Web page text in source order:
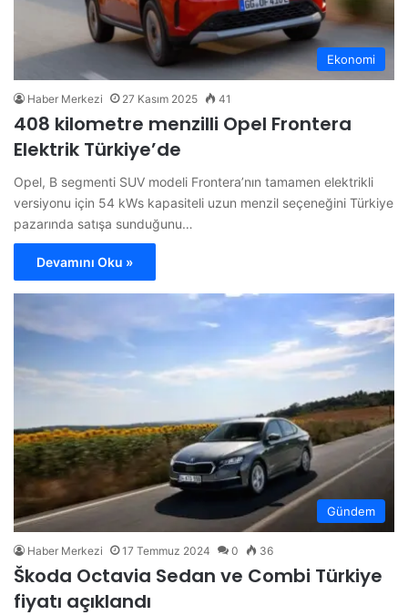
Ekonomi
Haber Merkezi 27 Kasım 2025 41
408 kilometre menzilli Opel Frontera
Elektrik Türkiye’de
Opel, B segmenti SUV modeli Frontera’nın tamamen elektrikli
versiyonu için 54 kWs kapasiteli uzun menzil seçeneğini Türkiye
pazarında satışa sunduğunu…
Devamını Oku »
Gündem
Haber Merkezi 17 Temmuz 2024 0 36
Škoda Octavia Sedan ve Combi Türkiye
fiyatı açıklandı